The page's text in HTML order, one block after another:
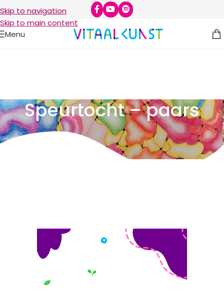
Skip to navigation
Skip to main content
Menu
Speurtocht – paars